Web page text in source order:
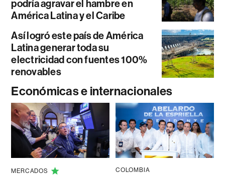
podría agravar el hambre en
América Latina y el Caribe
Así logró este país de América
Latina generar toda su
electricidad con fuentes 100%
renovables
Económicas e internacionales
MERCADOS COLOMBIA